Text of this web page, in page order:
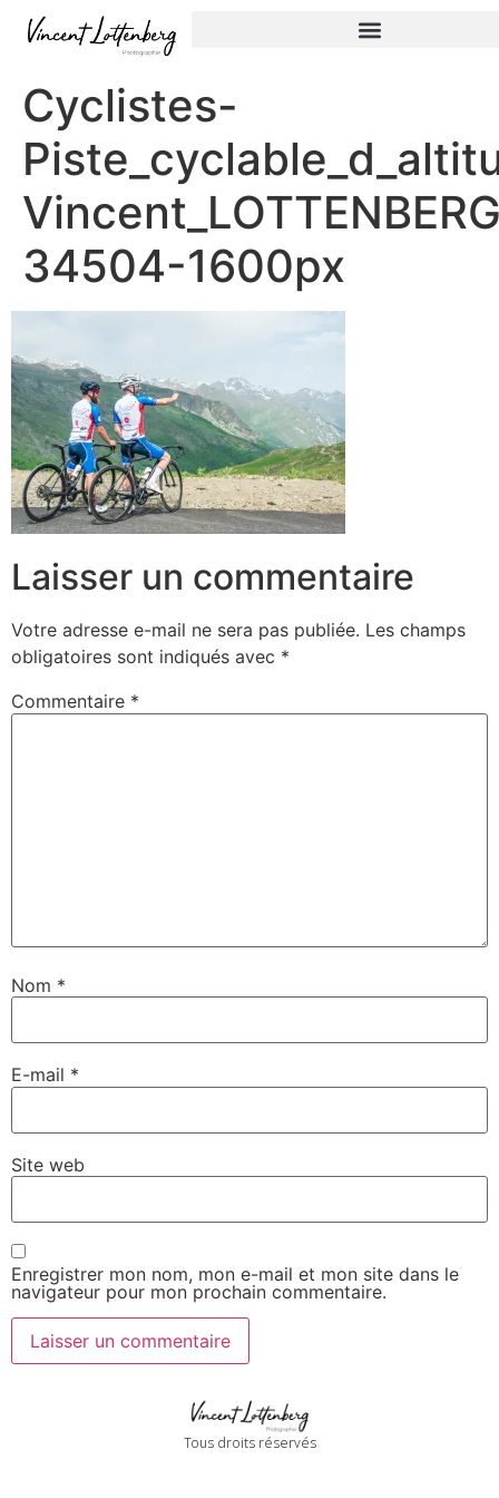
Cyclistes-
34504-1600px
Laisser un commentaire
Votre adresse e-mail ne sera pas publiée. Les champs
obligatoires sont indiqués avec *
Commentaire *
Nom *
E-mail *
Site web
Enregistrer mon nom, mon e-mail et mon site dans le
navigateur pour mon prochain commentaire.
Tous droits réservés